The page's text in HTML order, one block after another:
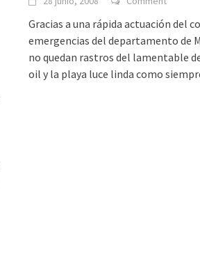
Gracias a una rápida actuación del
emergencias del departamento de
no quedan rastros del lamentable
oil y la playa luce linda como